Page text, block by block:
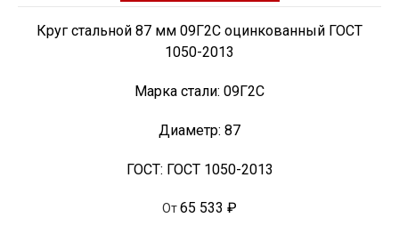
Круг стальной 87 мм 09Г2С оцинкованный ГОСТ
1050-2013
Марка стали: 09Г2С
Диаметр: 87
ГОСТ: ГОСТ 1050-2013
От65 533 ₽